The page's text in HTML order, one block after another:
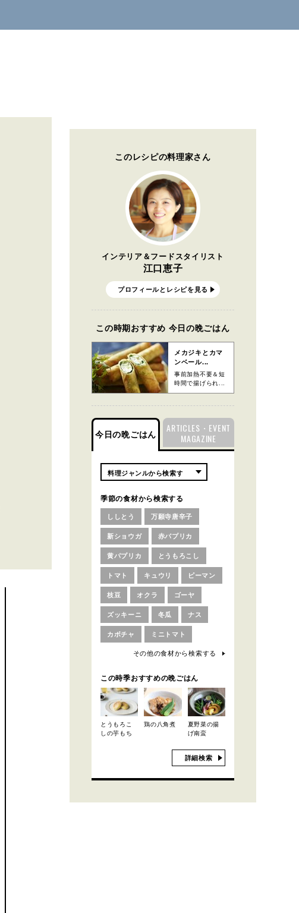
このレシピの料理家さん
インテリア＆フードスタイリスト
江口恵子
プロフィールとレシピを見る
この時期おすすめ 今日の晩ごはん
メカジキとカマ
ンベール...
事前加熱不要＆短
時間で揚げられ...
今日の晩ごはん
ARTICLES・EVENT
MAGAZINE
季節の食材から検索する
ししとう 万願寺唐辛子
新ショウガ 赤パプリカ
黄パプリカ とうもろこし
トマト キュウリ ピーマン
枝豆 オクラ ゴーヤ
ズッキーニ 冬瓜 ナス
カボチャ ミニトマト
その他の食材から検索する
この時季おすすめの晩ごはん
とうもろこ
しの芋もち
鶏の八角煮
夏野菜の揚
げ南蛮
詳細検索